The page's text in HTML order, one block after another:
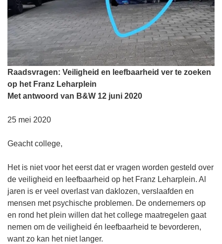
Raadsvragen: Veiligheid en leefbaarheid ver te zoeken
op het Franz Leharplein
Met antwoord van B&W 12 juni 2020
25 mei 2020
Geacht college,
Het is niet voor het eerst dat er vragen worden gesteld over
de veiligheid en leefbaarheid op het Franz Leharplein. Al
jaren is er veel overlast van daklozen, verslaafden en
mensen met psychische problemen. De ondernemers op
en rond het plein willen dat het college maatregelen gaat
nemen om de veiligheid én leefbaarheid te bevorderen,
want zo kan het niet langer.